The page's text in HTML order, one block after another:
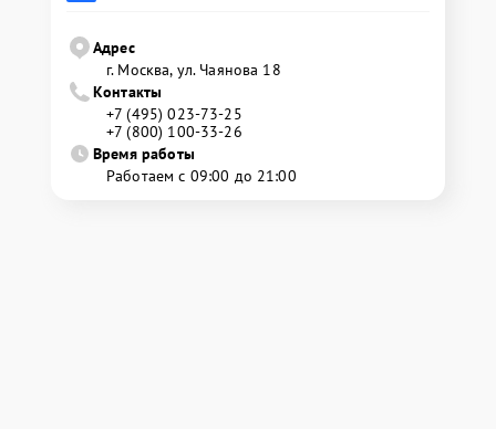
Адрес
г. Москва, ул. Чаянова 18
Контакты
+7 (495) 023-73-25
+7 (800) 100-33-26
Время работы
Работаем с 09:00 до 21:00